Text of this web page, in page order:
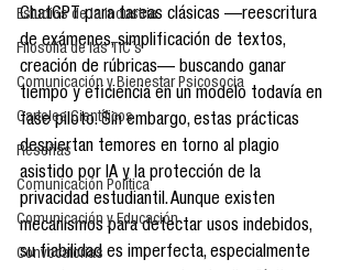
Estudios de la industria
Filosofía de las TIC´s
Comunicación y Bienestar Psicosocia
Carteles Científicos
Reseñas
Comunicación Política
Comunicación y Educación
Convocatorias
ChatGPT para tareas clásicas —reescritura
de exámenes, simplificación de textos,
creación de rúbricas— buscando ganar
tiempo y eficiencia en un modelo todavía en
fase piloto. Sin embargo, estas prácticas
despiertan temores en torno al plagio
asistido por IA y la protección de la
privacidad estudiantil. Aunque existen
mecanismos para detectar usos indebidos,
su fiabilidad es imperfecta, especialmente